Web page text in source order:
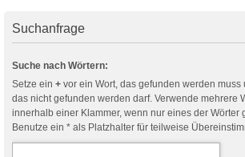
Suchanfrage
Suche nach Wörtern:
Setze ein + vor ein Wort, das gefunden werden muss
das nicht gefunden werden darf. Verwende mehrere
innerhalb einer Klammer, wenn nur eines der Wörter
Benutze ein * als Platzhalter für teilweise